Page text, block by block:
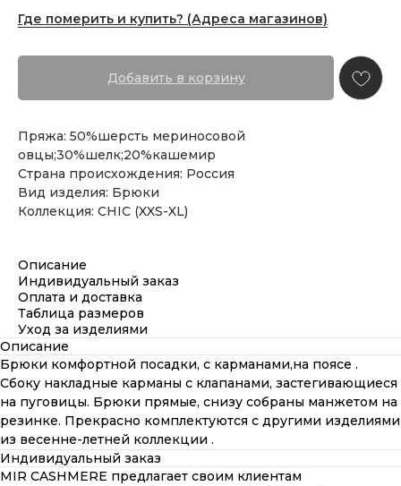
Где померить и купить? (Адреса магазинов)
Добавить в корзину
Пряжа: 50%шерсть мериносовой
овцы;30%шелк;20%кашемир
Страна происхождения: Россия
Вид изделия: Брюки
Коллекция: CHIC (XXS-XL)
Описание
Индивидуальный заказ
Оплата и доставка
Таблица размеров
Уход за изделиями
Описание
Брюки комфортной посадки, с карманами,на поясе .
Сбоку накладные карманы с клапанами, застегивающиеся
на пуговицы. Брюки прямые, снизу собраны манжетом на
резинке. Прекрасно комплектуются с другими изделиями
из весенне-летней коллекции .
Индивидуальный заказ
MIR CASHMERE предлагает своим клиентам